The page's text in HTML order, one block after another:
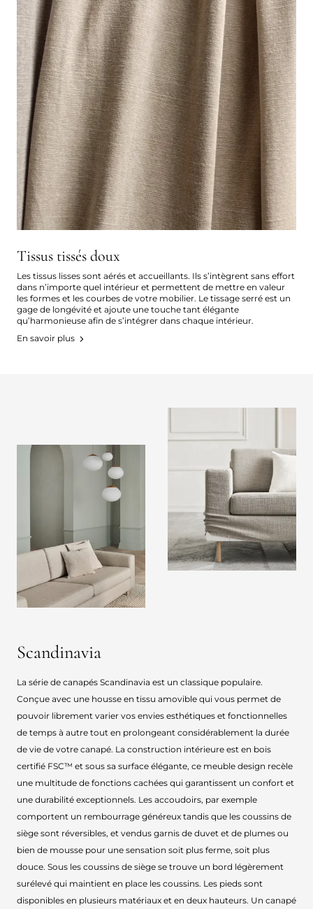
Tissus tissés doux
Les tissus lisses sont aérés et accueillants. Ils s’intègrent sans effort
dans n’importe quel intérieur et permettent de mettre en valeur
les formes et les courbes de votre mobilier. Le tissage serré est un
gage de longévité et ajoute une touche tant élégante
qu’harmonieuse afin de s’intégrer dans chaque intérieur.
En savoir plus
Scandinavia
La série de canapés Scandinavia est un classique populaire.
Conçue avec une housse en tissu amovible qui vous permet de
pouvoir librement varier vos envies esthétiques et fonctionnelles
de temps à autre tout en prolongeant considérablement la durée
de vie de votre canapé. La construction intérieure est en bois
certifié FSC™ et sous sa surface élégante, ce meuble design recèle
une multitude de fonctions cachées qui garantissent un confort et
une durabilité exceptionnels. Les accoudoirs, par exemple
comportent un rembourrage généreux tandis que les coussins de
siège sont réversibles, et vendus garnis de duvet et de plumes ou
bien de mousse pour une sensation soit plus ferme, soit plus
douce. Sous les coussins de siège se trouve un bord légèrement
surélevé qui maintient en place les coussins. Les pieds sont
disponibles en plusieurs matériaux et en deux hauteurs. Un canapé